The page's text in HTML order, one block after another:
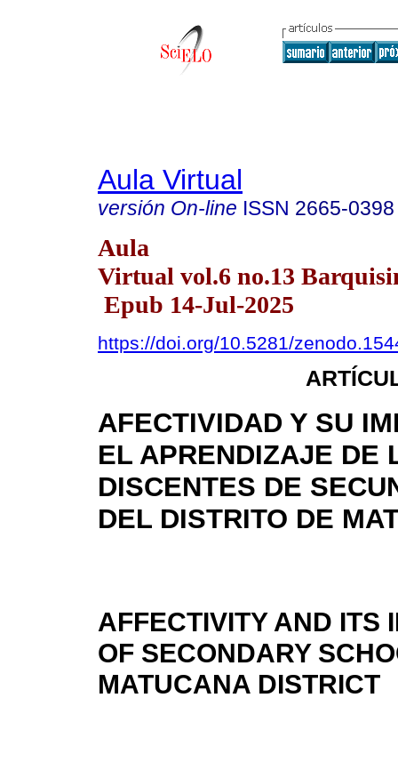
Aula Virtual
versión On-line ISSN 2665-0398
Aula
Virtual vol.6 no.13
Epub 14-Jul-2025
https://doi.org/10.5281/
AFECTIVIDAD Y SU
EL APRENDIZAJE DE
DISCENTES DE
DEL DISTRITO DE
AFFECTIVITY AND ITS
OF SECONDARY
MATUCANA DISTRICT